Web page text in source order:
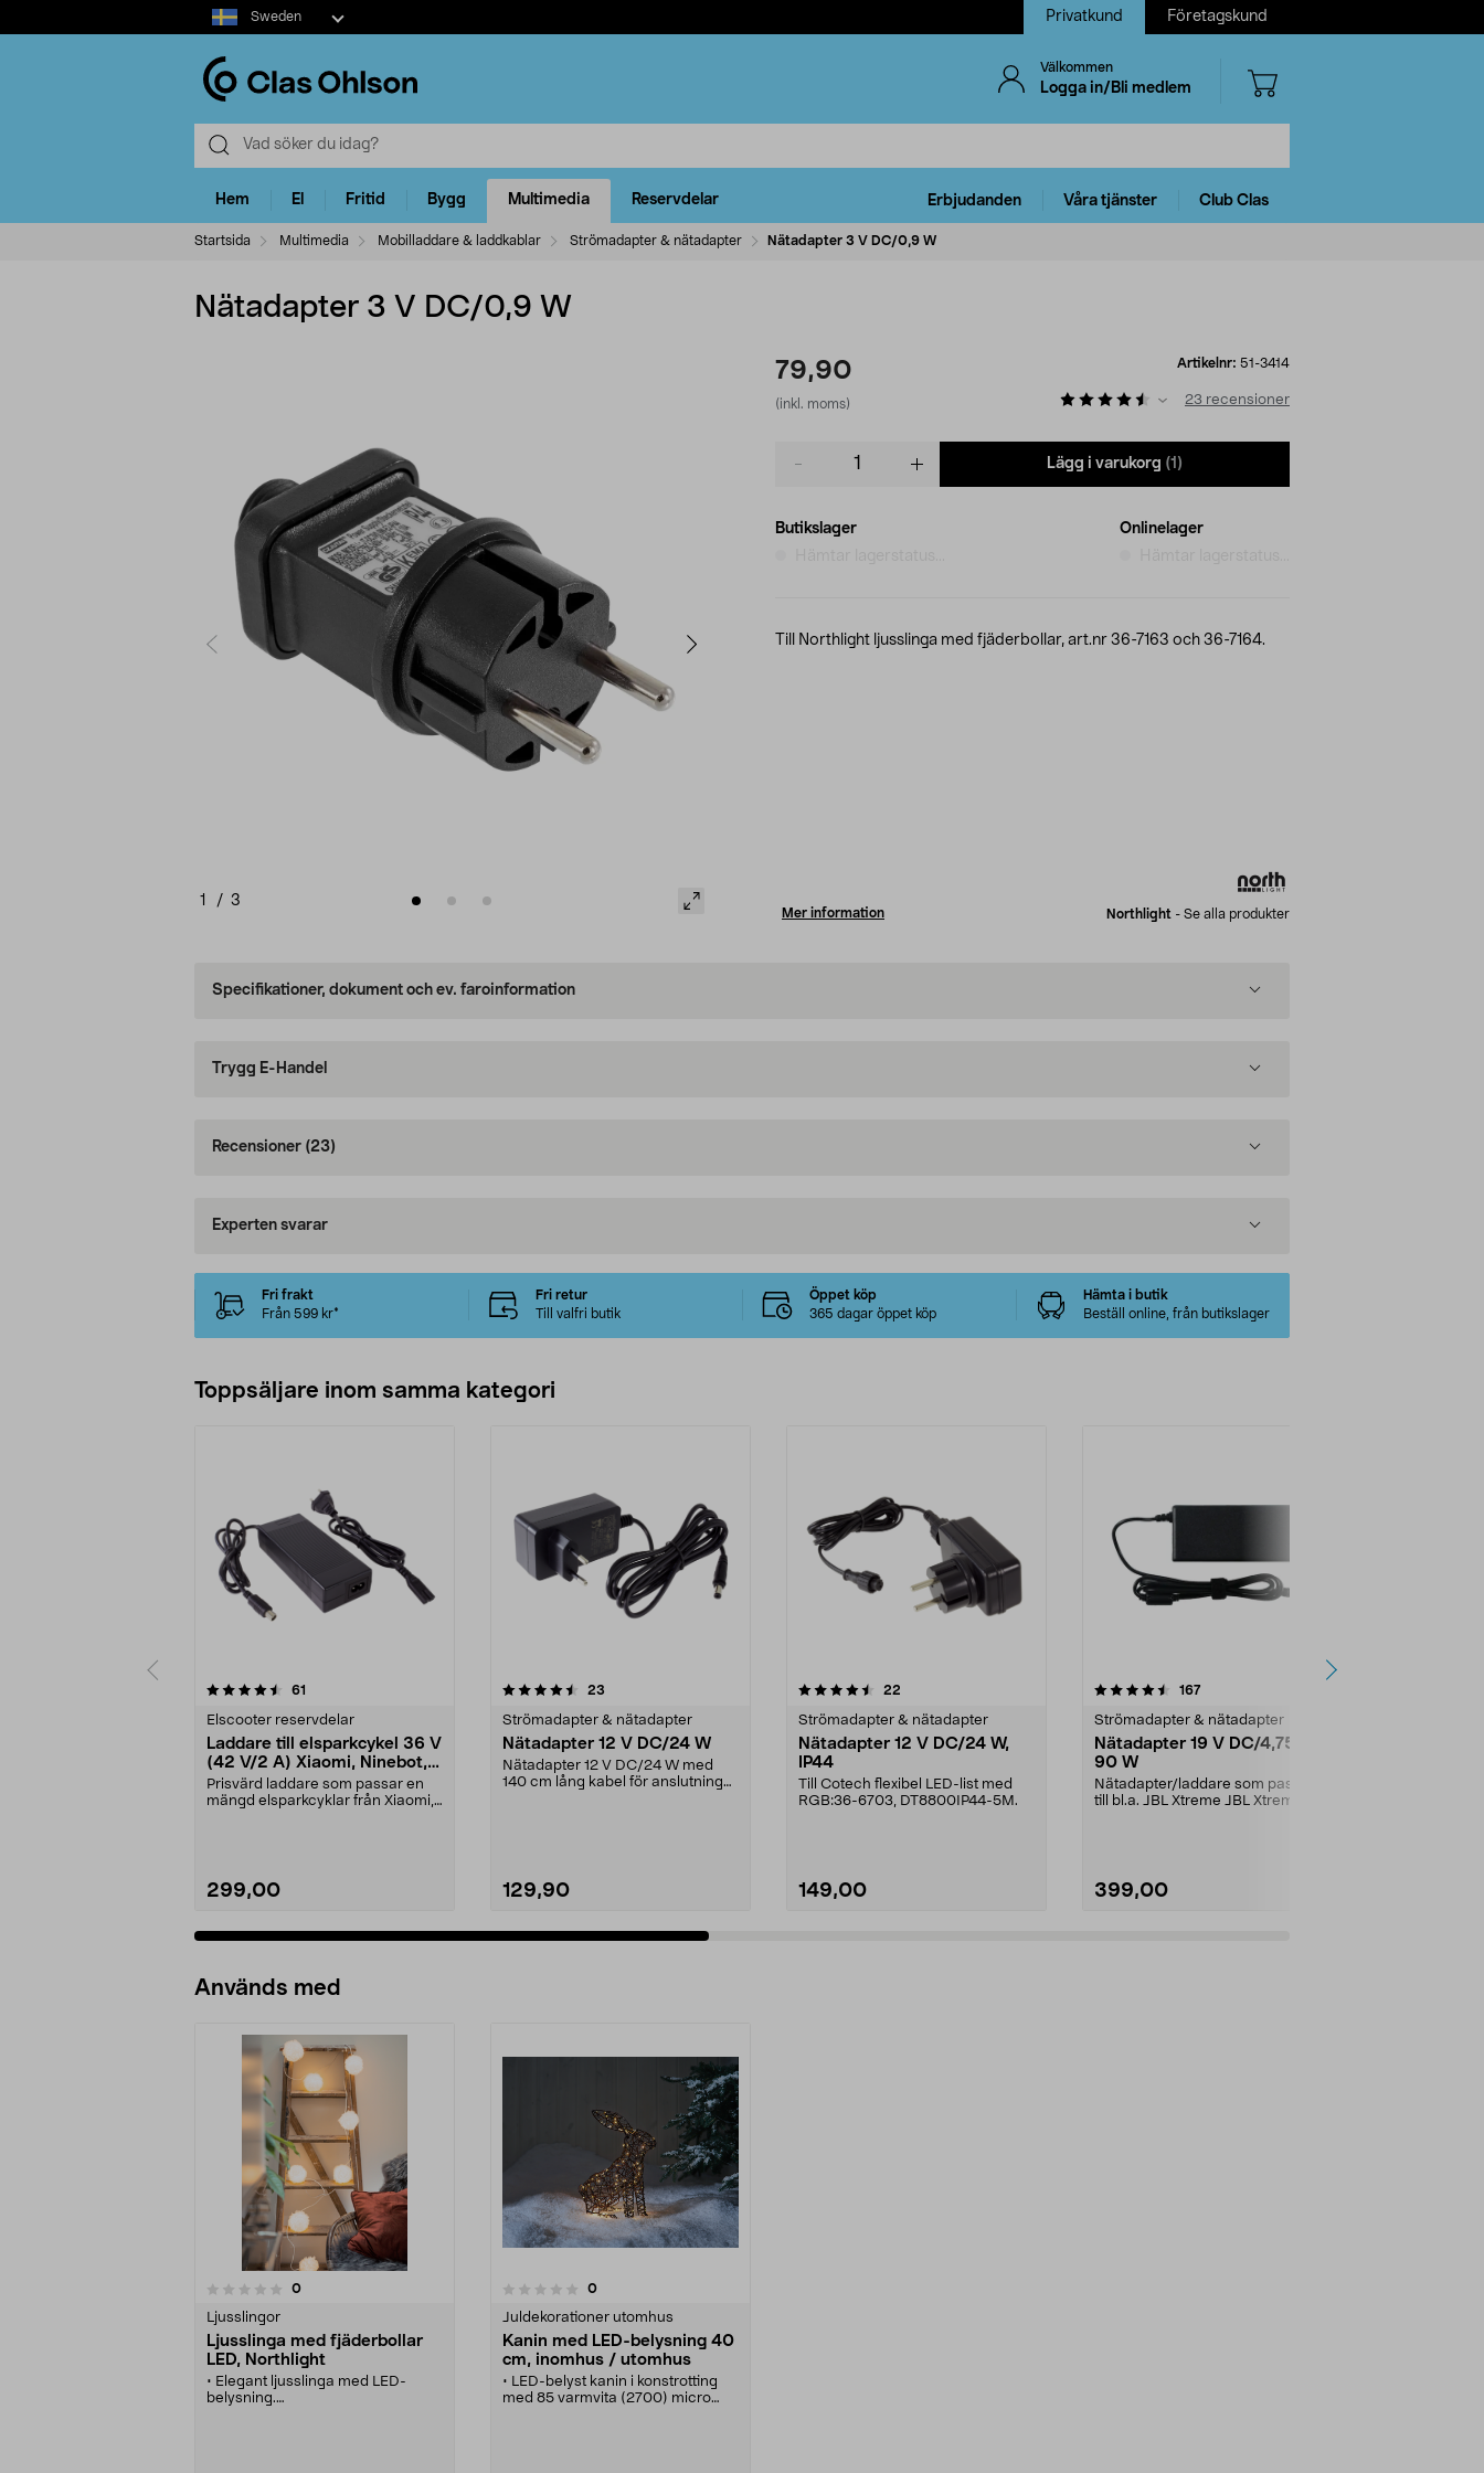
Select
market
Sweden Privatkund Företagskund
Välkommen
Logga in/Bli medlem
Hem El Fritid Bygg Multimedia Reservdelar Erbjudanden Våra tjänster Club Clas
Startsida Multimedia Mobilladdare & laddkablar Strömadapter & nätadapter Nätadapter 3 V DC/0,9 W
Nätadapter 3 V DC/0,9 W
1 / 3
79,90
(inkl. moms)
Artikelnr: 51-3414
23 recensioner
Lägg i varukorg (1)
Butikslager
Onlinelager
Till Northlight ljusslinga med fjäderbollar, art.nr 36-7163 och 36-7164.
Mer information Northlight - Se alla produkter
Specifikationer, dokument och ev. faroinformation
Trygg E-Handel
Recensioner (23)
Experten svarar
Fri frakt
Från 599 kr*
Fri retur
Till valfri butik
Öppet köp
365 dagar öppet köp
Hämta i butik
Beställ online, från butikslager
Toppsäljare inom samma kategori
61
Elscooter reservdelar
Laddare till elsparkcykel 36 V
(42 V/2 A) Xiaomi, Ninebot,
E-Way m.fl.
Prisvärd laddare som passar en
mängd elsparkcyklar från Xiaomi,
299,00
4.5 av 5 stjärnor 23
Strömadapter & nätadapter
Nätadapter 12 V DC/24 W
Nätadapter 12 V DC/24 W med
140 cm lång kabel för anslutning
129,90
4.5 av 5 stjärnor 22
Strömadapter & nätadapter
Nätadapter 12 V DC/24 W,
IP44
Till Cotech flexibel LED-list med
RGB:36-6703, DT8800IP44-5M.
149,00
4.5 av 5 stjärnor 167recensioner
Strömadapter & nätadapter
Nätadapter 19 V DC/4,75 A,
90 W
Nätadapter/laddare som passar
till bl.a. JBL Xtreme JBL Xtreme
399,00
4.5 av 5 stjärnor
Används med
0recensioner
Ljusslingor
Ljusslinga med fjäderbollar
LED, Northlight
• Elegant ljusslinga med LED-
belysning.
0.0 av 5 stjärnor 0recensioner
Juldekorationer utomhus
Kanin med LED-belysning 40
cm, inomhus / utomhus
• LED-belyst kanin i konstrotting
med 85 varmvita (2700) micro